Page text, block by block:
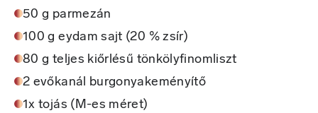
50 g parmezán
100 g eydam sajt (20 % zsír)
80 g teljes kiőrlésű tönkölyfinomliszt
2 evőkanál burgonyakeményítő
1x tojás (M-es méret)